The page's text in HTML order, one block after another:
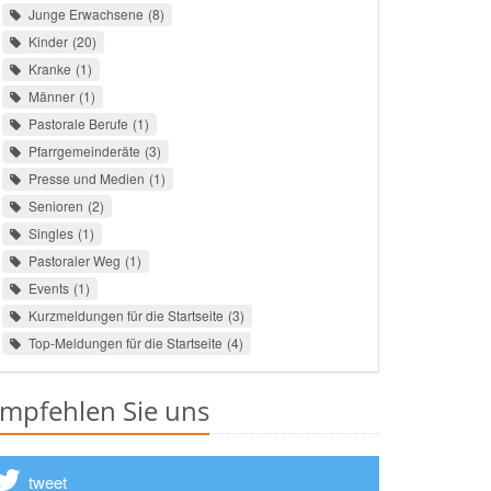
Junge Erwachsene 8
Kinder 20
Kranke 1
Männer 1
Pastorale Berufe 1
Pfarrgemeinderäte 3
Presse und Medien 1
Senioren 2
Singles 1
Pastoraler Weg 1
Events 1
Kurzmeldungen für die Startseite 3
Top-Meldungen für die Startseite 4
Sie uns
tweet